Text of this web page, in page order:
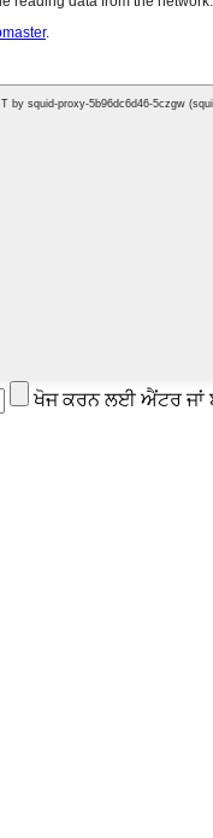
ਖੋਜ ਕਰਨ ਲਈ ਐਂਟਰ ਜਾਂ